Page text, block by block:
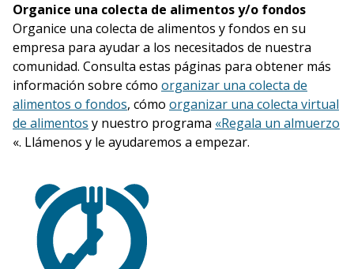
Organice una colecta de alimentos y/o fondos
Organice una colecta de alimentos y fondos en su
empresa para ayudar a los necesitados de nuestra
comunidad. Consulta estas páginas para obtener más
información sobre cómo organizar una colecta de
alimentos o fondos, cómo organizar una colecta virtual
de alimentos y nuestro programa «Regala un almuerzo
«. Llámenos y le ayudaremos a empezar.